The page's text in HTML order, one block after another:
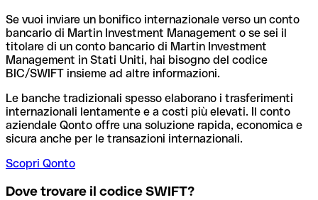
Se vuoi inviare un bonifico internazionale verso un conto
bancario di Martin Investment Management o se sei il
titolare di un conto bancario di Martin Investment
Management in Stati Uniti, hai bisogno del codice
BIC/SWIFT insieme ad altre informazioni.
Le banche tradizionali spesso elaborano i trasferimenti
internazionali lentamente e a costi più elevati. Il conto
aziendale Qonto offre una soluzione rapida, economica e
sicura anche per le transazioni internazionali.
Scopri Qonto
Dove trovare il codice SWIFT?